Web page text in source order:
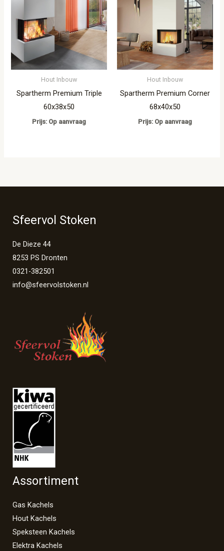
Hout Inbouw
Spartherm Premium Triple
60x38x50
Prijs: Op aanvraag
Hout Inbouw
Spartherm Premium Corner
68x40x50
Prijs: Op aanvraag
Sfeervol Stoken
De Dieze 44
8253 PS Dronten
0321-382501
info@sfeervolstoken.nl
Assortiment
Gas Kachels
Hout Kachels
Speksteen Kachels
Elektra Kachels